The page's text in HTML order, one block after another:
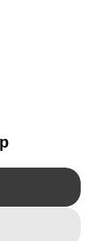
AND LEGAL DATA